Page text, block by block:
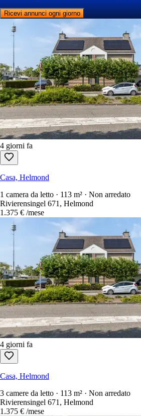
Ricevi annunci ogni giorno
4 giorni fa
Casa, Helmond
1 camera da letto · 113 m² · Non arredato
Rivierensingel 671, Helmond
1.375 € /mese
4 giorni fa
Casa, Helmond
3 camere da letto · 113 m² · Non arredato
Rivierensingel 671, Helmond
1.375 € /mese